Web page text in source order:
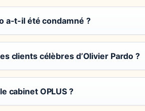
a-t-il été condamné ?
clients célèbres d’Olivier Pardo ?
cabinet OPLUS ?